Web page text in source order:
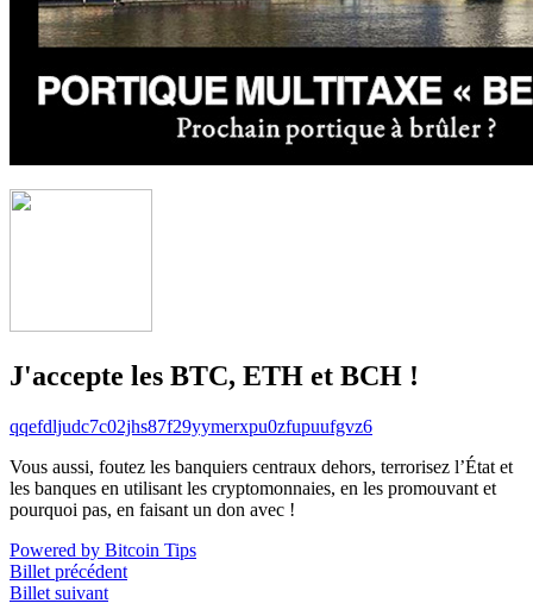
J'accepte les BTC, ETH et BCH !
qqefdljudc7c02jhs87f29yymerxpu0zfupuufgvz6
Vous aussi, foutez les banquiers centraux dehors, terrorisez l’État et
les banques en utilisant les cryptomonnaies, en les promouvant et
pourquoi pas, en faisant un don avec !
Powered by Bitcoin Tips
Billet précédent
Billet suivant